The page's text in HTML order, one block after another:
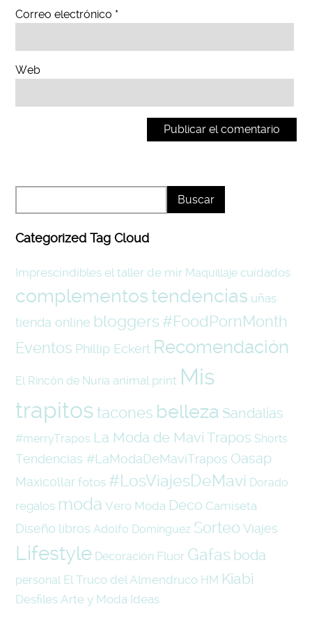
Correo electrónico *
Web
Categorized Tag Cloud
Imprescindibles el taller de mir Maquillaje cuidados
complementostendencias uñas
tienda online bloggers #FoodPornMonth
Eventos Phillip Eckert Recomendación
El Rincón de Nuria animal print Mis
trapitos tacones belleza Sandalias
#merryTrapos La Moda de Mavi Trapos Shorts
Tendencias #LaModaDeMaviTrapos Oasap
Maxicollar fotos #LosViajesDeMavi Dorado
regalos moda Vero Moda Deco Camiseta
Diseño libros Adolfo Domínguez Sorteo Viajes
Lifestyle Decoración Fluor Gafas boda
personal El Truco del Almendruco HM Kiabi
Desfiles Arte y Moda Ideas